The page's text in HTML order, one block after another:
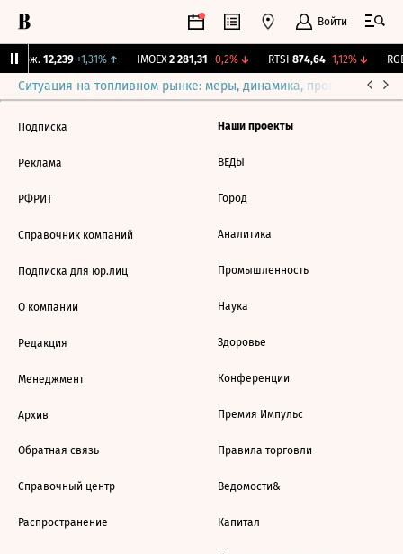
Войти
Бирж. 12,239 +1,31%↑ IMOEX 2 281,31 -0,2%↓ RTSI 874,64 -1,12%↓
Ситуация на топливном рынке: меры, динамика, прогнозы
Подписка
Реклама
РФРИТ
Справочник компаний
Подписка для юр.лиц
О компании
Редакция
Менеджмент
Архив
Обратная связь
Справочный центр
Распространение
Наши проекты
ВЕДЫ
Город
Аналитика
Промышленность
Наука
Здоровье
Конференции
Премия Импульс
Правила торговли
Ведомости&
Капитал